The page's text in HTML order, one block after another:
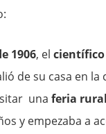
1906, el
de su casa en la
unaferia rural
y empezaba a